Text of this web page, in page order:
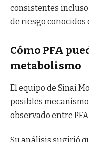
consistentes
de riesgo conocidos
Cómo PFA
metabolismo
El equipo de Sinai
posibles
observado entre